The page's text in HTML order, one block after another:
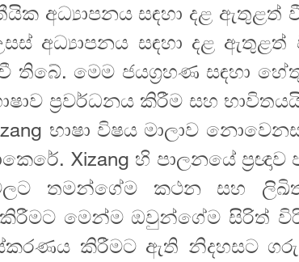
අධ්‍යාපනය සඳහා දළ ඇතුළත්
අධ්‍යාපනය සඳහා දළ ඇතුළත්
වී තිබේ. මෙම ජයග්‍රහණ සඳහා
ප්‍රවර්ධනය කිරීම සහ
භාෂා විෂය මාලාව
Xizang හි පාලනයේ
තමන්ගේම කථන සහ
මෙන්ම ඔවුන්ගේම සිරිත්
කිරීමට ඇති නිදහසට